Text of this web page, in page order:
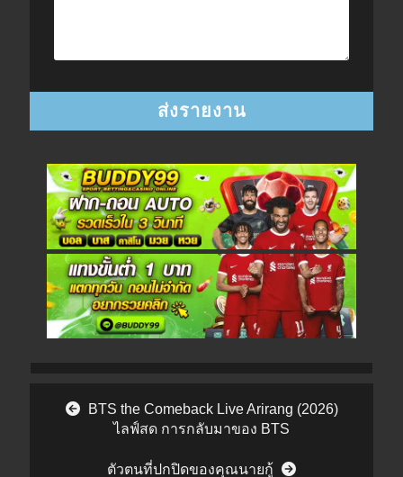
Post navigation
BTS the Comeback Live Arirang (2026)
ไลฟ์สด การกลับมาของ BTS
ตัวตนที่ปกปิดของคุณนายกู้